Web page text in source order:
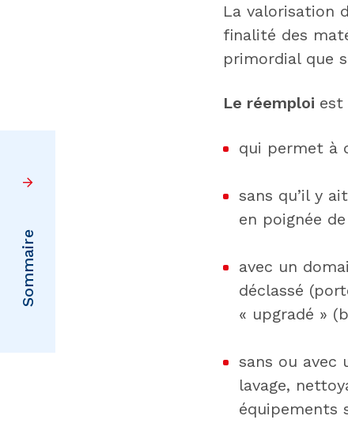
La valorisation
finalité des
primordial que
Le réemploi est
qui permet à
sans qu’il y
en poignée
avec un
déclassé
« upgradé »
sans ou
lavage,
équipements
Sommaire